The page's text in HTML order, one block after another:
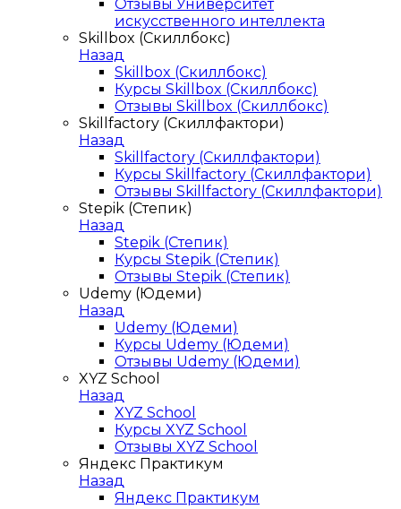
Отзывы Университет
искусственного интеллекта
Skillbox (Скиллбокс)
Назад
Skillbox (Скиллбокс)
Курсы Skillbox (Скиллбокс)
Отзывы Skillbox (Скиллбокс)
Skillfactory (Скиллфактори)
Назад
Skillfactory (Скиллфактори)
Курсы Skillfactory (Скиллфактори)
Отзывы Skillfactory (Скиллфактори)
Stepik (Степик)
Назад
Stepik (Степик)
Курсы Stepik (Степик)
Отзывы Stepik (Степик)
Udemy (Юдеми)
Назад
Udemy (Юдеми)
Курсы Udemy (Юдеми)
Отзывы Udemy (Юдеми)
XYZ School
Назад
XYZ School
Курсы XYZ School
Отзывы XYZ School
Яндекс Практикум
Назад
Яндекс Практикум